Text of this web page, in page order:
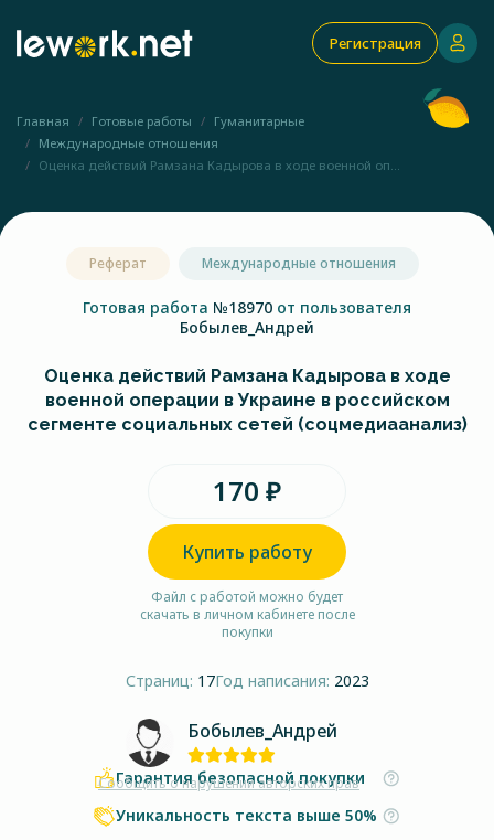
Регистрация
Главная Готовые работы
Гуманитарные
Международные отношения
Оценка действий Рамзана Кадырова в ходе военной оп...
Реферат Международные отношения
Готовая работа №18970 от пользователя
Бобылев_Андрей
Оценка действий Рамзана Кадырова в ходе
военной операции в Украине в российском
сегменте социальных сетей (соцмедиаанализ)
170 ₽
Купить работу
Файл с работой можно будет
скачать в личном кабинете после
покупки
Страниц: 17Год написания: 2023
Бобылев_Андрей
Сообщить о нарушении авторских прав
Гарантия безопасной покупки
Уникальность текста выше 50%